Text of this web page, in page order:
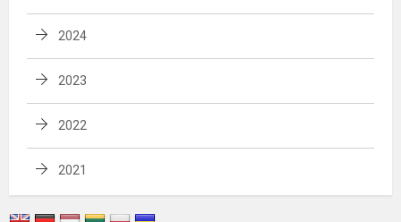
2024
2023
2022
2021